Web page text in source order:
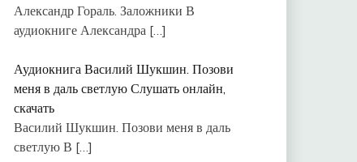
Александр Гораль. Заложники В
аудиокниге Александра […]
Аудиокнига Василий Шукшин. Позови
меня в даль светлую Слушать онлайн,
скачать
Василий Шукшин. Позови меня в даль
светлую В […]